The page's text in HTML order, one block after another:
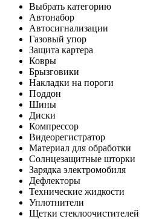
Выбрать категорию
Автонабор
Автосигнализации
Газовый упор
Защита картера
Ковры
Брызговики
Накладки на пороги
Поддон
Шины
Диски
Компрессор
Видеорегистратор
Материал для обработки
Солнцезащитные шторки
Зарядка электромобиля
Дефлекторы
Технические жидкости
Уплотнители
Щетки стеклоочистителей